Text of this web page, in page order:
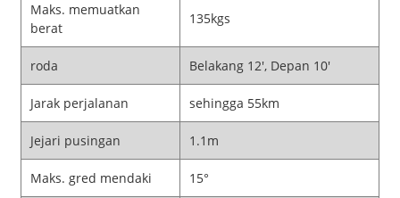
Maks. memuatkan
berat
135kgs
roda Belakang 12', Depan 10'
Jarak perjalanan sehingga 55km
Jejari pusingan 1.1m
Maks. gred mendaki 15°